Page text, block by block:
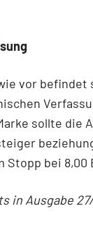
vor
sollte die
bei 8,00
Ausgabe 27/